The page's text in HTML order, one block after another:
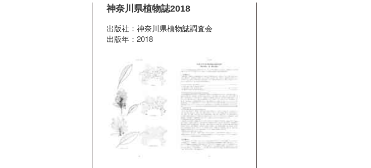
神奈川県植物誌2018
出版社：神奈川県植物誌調査会
出版年：2018